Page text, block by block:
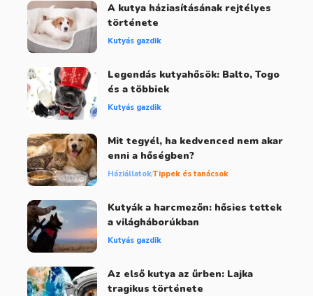
A kutya háziasításának rejtélyes
története
Kutyás gazdik
Legendás kutyahősök: Balto, Togo
és a többiek
Kutyás gazdik
Mit tegyél, ha kedvenced nem akar
enni a hőségben?
HáziállatokTippek és tanácsok
Kutyák a harcmezőn: hősies tettek
a világháborúkban
Kutyás gazdik
Az első kutya az űrben: Lajka
tragikus története